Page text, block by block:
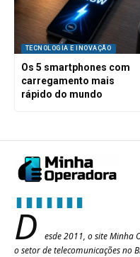
TECNOLOGIA E INOVAÇÃO
Os 5 smartphones com
carregamento mais
rápido do mundo
D
esde 2011, o site Minha
o setor de telecomunicações no